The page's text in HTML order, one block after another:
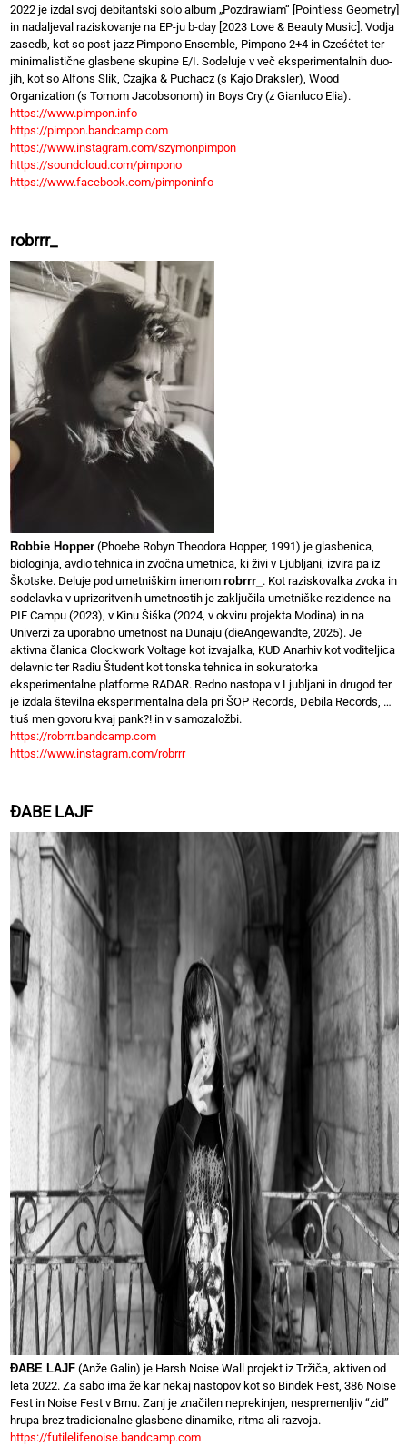
2022 je izdal svoj debitantski solo album „Pozdrawiam“ [Pointless Geometry]
in nadaljeval raziskovanje na EP-ju b-day [2023 Love & Beauty Music]. Vodja
zasedb, kot so post-jazz Pimpono Ensemble, Pimpono 2+4 in Cześćtet ter
minimalistične glasbene skupine E/I. Sodeluje v več eksperimentalnih duo-
jih, kot so Alfons Slik, Czajka & Puchacz (s Kajo Draksler), Wood
Organization (s Tomom Jacobsonom) in Boys Cry (z Gianluco Elia).
https://www.pimpon.info
https://pimpon.bandcamp.com
https://www.instagram.com/szymonpimpon
https://soundcloud.com/pimpono
https://www.facebook.com/pimponinfo
robrrr_
Robbie Hopper (Phoebe Robyn Theodora Hopper, 1991) je glasbenica,
biologinja, avdio tehnica in zvočna umetnica, ki živi v Ljubljani, izvira pa iz
Škotske. Deluje pod umetniškim imenom robrrr_ . Kot raziskovalka zvoka in
sodelavka v uprizoritvenih umetnostih je zaključila umetniške rezidence na
PIF Campu (2023), v Kinu Šiška (2024, v okviru projekta Modina) in na
Univerzi za uporabno umetnost na Dunaju (dieAngewandte, 2025). Je
aktivna članica Clockwork Voltage kot izvajalka, KUD Anarhiv kot voditeljica
delavnic ter Radiu Študent kot tonska tehnica in sokuratorka
eksperimentalne platforme RADAR. Redno nastopa v Ljubljani in drugod ter
je izdala številna eksperimentalna dela pri ŠOP Records, Debila Records, …
tiuš men govoru kvaj pank?! in v samozaložbi.
https://robrrr.bandcamp.com
https://www.instagram.com/robrrr_
ĐABE LAJF
ĐABE LAJF (Anže Galin) je Harsh Noise Wall projekt iz Tržiča, aktiven od
leta 2022. Za sabo ima že kar nekaj nastopov kot so Bindek Fest, 386 Noise
Fest in Noise Fest v Brnu. Zanj je značilen neprekinjen, nespremenljiv “zid”
hrupa brez tradicionalne glasbene dinamike, ritma ali razvoja.
https://futilelifenoise.bandcamp.com